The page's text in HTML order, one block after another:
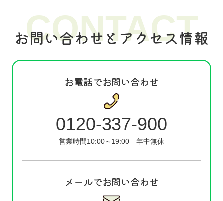
お問い合わせとアクセス情報
CONTACT
お電話でお問い合わせ
0120-337-900
営業時間10:00～19:00 年中無休
メールでお問い合わせ